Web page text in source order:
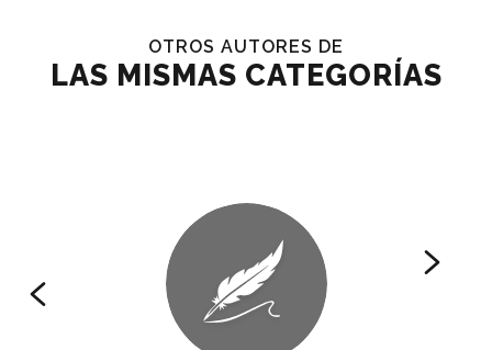
OTROS AUTORES DE
LAS MISMAS CATEGORÍAS